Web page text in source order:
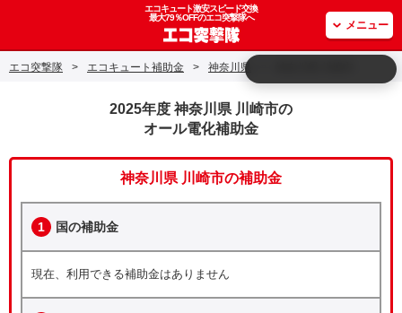
エコキュート激安スピード交換
最大79％OFFのエコ突撃隊へ
メニュー
エコ突撃隊 > エコキュート補助金 > 神奈川県
2025年度 神奈川県 川崎市の
オール電化補助金
神奈川県 川崎市の補助金
1 国の補助金
現在、利用できる補助金はありません